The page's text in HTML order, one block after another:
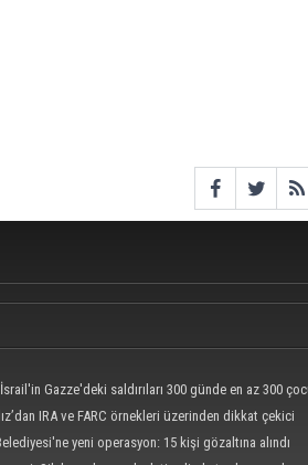
İsrail'in Gazze'deki saldırıları 300 günde en az 300
IRA ve FARC örnekleri üzerinden dikkat çekici
açıklaması yeni operasyon: 15 kişi gözaltına alındı